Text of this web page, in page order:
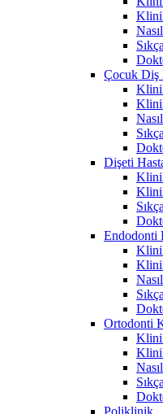
Çocuk Diş
Dişeti
Endodonti
Ortodonti
Poliklinik